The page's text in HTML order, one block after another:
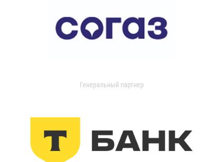
Генеральный партнер